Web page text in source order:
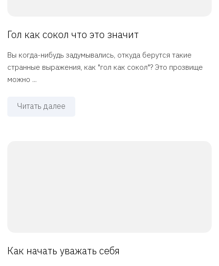
Гол как сокол что это значит
Вы когда-нибудь задумывались, откуда берутся такие
странные выражения, как "гол как сокол"? Это прозвище
можно ...
Читать далее
Как начать уважать себя